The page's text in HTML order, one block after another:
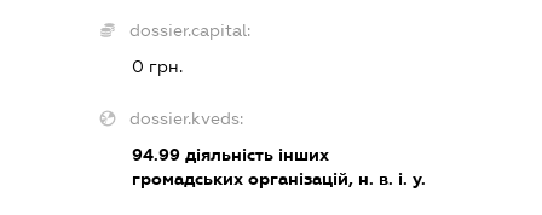
dossier.capital:
0 грн.
dossier.kveds:
94.99діяльність інших
громадських організацій, н. в. і. у.